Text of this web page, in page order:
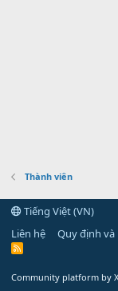
Thành viên
Tiếng Việt (VN)
Liên hệ
Quy định và
R
Community platform by